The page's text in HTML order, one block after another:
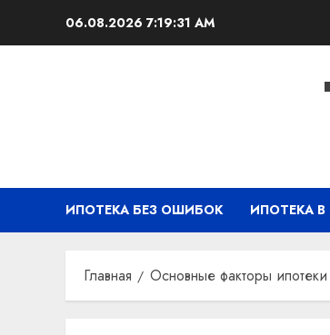
06.08.2026 7:19:31 AM
ИПОТЕКА БЕЗ ОШИБОК ИПОТЕКА В
Главная Основные факторы ипотеки